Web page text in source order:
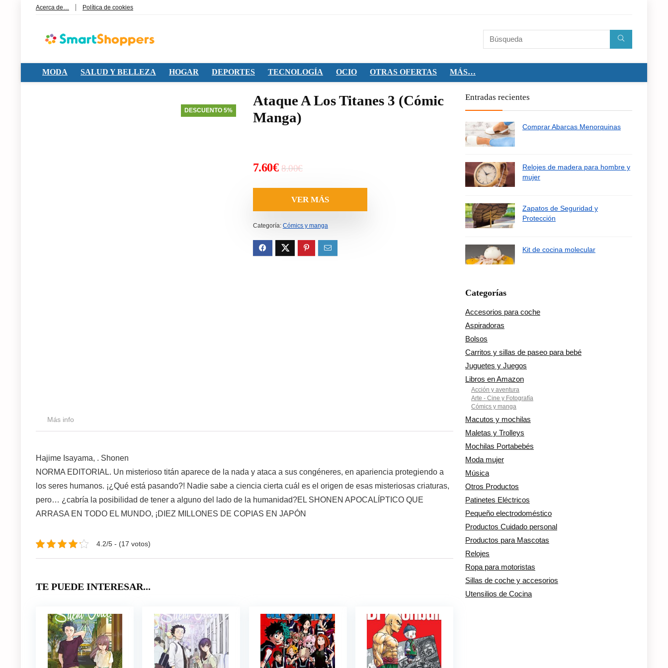
Acerca de… Política de cookies
MODA SALUD Y BELLEZA HOGAR DEPORTES TECNOLOGÍA OCIO OTRAS OFERTAS MÁS…
DESCUENTO 5%
Ataque A Los Titanes 3 (Cómic
Manga)
8.00€El
original
era:
8.00€.
7.60€
El
actual
es:
7.60€.
VER MÁS
Categoría: Cómics y manga
Más info
Hajime Isayama, . Shonen
NORMA EDITORIAL. Un misterioso titán aparece de la nada y ataca a sus congéneres, en apariencia protegiendo a
los seres humanos. ¡¿Qué está pasando?! Nadie sabe a ciencia cierta cuál es el origen de esas misteriosas criaturas,
pero… ¿cabría la posibilidad de tener a alguno del lado de la humanidad?EL SHONEN APOCALÍPTICO QUE
ARRASA EN TODO EL MUNDO, ¡DIEZ MILLONES DE COPIAS EN JAPÓN
4.2/5 - (17 votos)
TE PUEDE INTERESAR...
Entradas recientes
Comprar Abarcas Menorquinas
Relojes de madera para hombre y
mujer
Zapatos de Seguridad y
Protección
Kit de cocina molecular
Categorías
Accesorios para coche
Aspiradoras
Bolsos
Carritos y sillas de paseo para bebé
Juguetes y Juegos
Libros en Amazon
Acción y aventura
Arte - Cine y Fotografía
Cómics y manga
Macutos y mochilas
Maletas y Trolleys
Mochilas Portabebés
Moda mujer
Música
Otros Productos
Patinetes Eléctricos
Pequeño electrodoméstico
Productos Cuidado personal
Productos para Mascotas
Relojes
Ropa para motoristas
Sillas de coche y accesorios
Utensilios de Cocina